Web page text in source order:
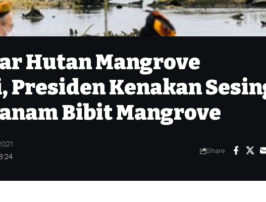
Hutan Mangrove
Kenakan
Bibit Mangrove
Share